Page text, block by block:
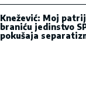
Knežević: Moj
braniću jedinstvo
pokušaja